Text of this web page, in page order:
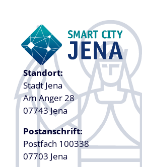
Standort:
Stadt Jena
Am Anger 28
07743 Jena
Postanschrift:
Postfach 100338
07703 Jena